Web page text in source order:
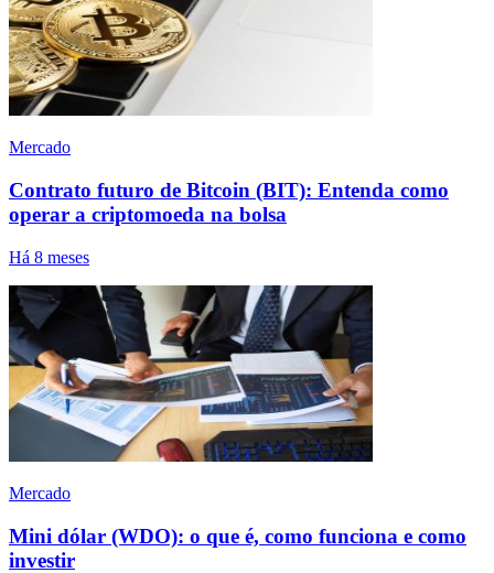
Mercado
Contrato futuro de Bitcoin (BIT): Entenda como
operar a criptomoeda na bolsa
Há 8 meses
Mercado
Mini dólar (WDO): o que é, como funciona e como
investir